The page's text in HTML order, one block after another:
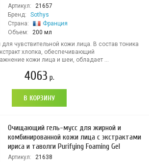
Артикул:
21657
Бренд:
Sothys
Страна:
Франция
Объем:
200 мл
чувствительной кожи лица. В состав тоника
хлопка, обеспечивающий
кожи лица и шеи, обладает ...
4063 р.
В КОРЗИНУ
Очищающий гель-мусс для жирной и
комбинированной кожи лица с экстрактами
ириса и таволги Purifying Foaming Gel
Артикул:
21638